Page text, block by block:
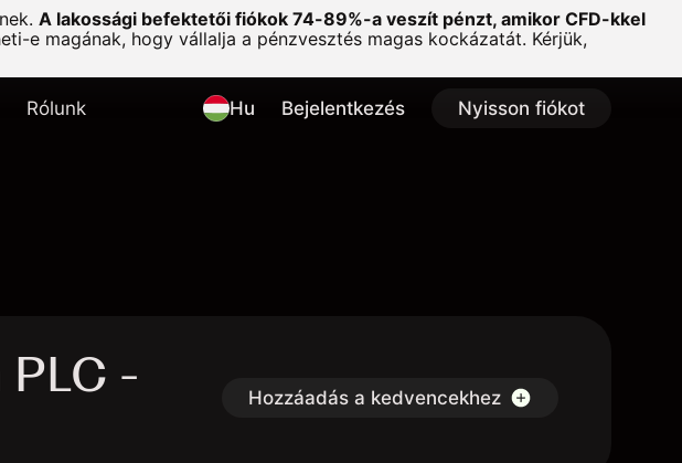
A lakossági befektetői fiókok 74-89%-a veszít pénzt, amikor CFD-kkel
e magának, hogy vállalja a pénzvesztés magas kockázatát. Kérjük,
Rólunk Hu Bejelentkezés Nyisson fiókot
- Hozzáadás a kedvencekhez